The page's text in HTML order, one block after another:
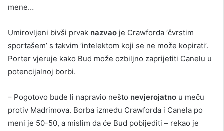
mene…
Umirovljeni bivši prvak nazvao je Crawforda ‘čvrstim
sportašem’ s takvim ‘intelektom koji se ne može kopirati’.
Porter vjeruje kako Bud može ozbiljno zaprijetiti Canelu u
potencijalnoj borbi.
– Pogotovo bude li napravio nešto nevjerojatno u meču
protiv Madrimova. Borba između Crawforda i Canela po
meni je 50-50, a mislim da će Bud pobijediti – rekao je